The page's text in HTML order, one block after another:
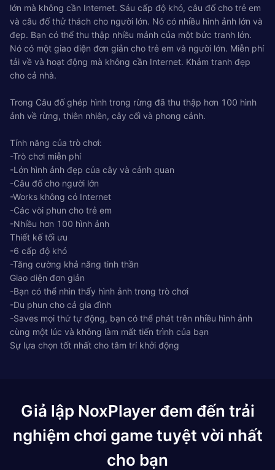
lớn mà không cần Internet. Sáu cấp độ khó, câu đố cho trẻ em
và câu đố thử thách cho người lớn. Nó có nhiều hình ảnh lớn và
đẹp. Bạn có thể thu thập nhiều mảnh của một bức tranh lớn.
Nó có một giao diện đơn giản cho trẻ em và người lớn. Miễn phí
tải về và hoạt động mà không cần Internet. Khảm tranh đẹp
cho cả nhà.
Trong Câu đố ghép hình trong rừng đã thu thập hơn 100 hình
ảnh về rừng, thiên nhiên, cây cối và phong cảnh.
Tính năng của trò chơi:
-Trò chơi miễn phí
-Lớn hình ảnh đẹp của cây và cảnh quan
-Câu đố cho người lớn
-Works không có Internet
-Các vòi phun cho trẻ em
-Nhiều hơn 100 hình ảnh
Thiết kế tối ưu
-6 cấp độ khó
-Tăng cường khả năng tinh thần
Giao diện đơn giản
-Bạn có thể nhìn thấy hình ảnh trong trò chơi
-Du phun cho cả gia đình
-Saves mọi thứ tự động, bạn có thể phát trên nhiều hình ảnh
cùng một lúc và không làm mất tiến trình của bạn
Sự lựa chọn tốt nhất cho tâm trí khởi động
Giả lập NoxPlayer đem đến trải
nghiệm chơi game tuyệt vời nhất
cho bạn